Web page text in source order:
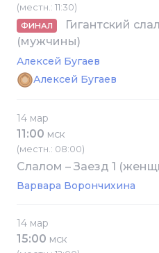
(местн.: 11:30)
ФИНАЛ
Гигантский
(мужчины)
Алексей Бугаев
Алексей Бугаев
14 мар
11:00 МСК
(местн.: 08:00)
Слалом – Заезд 1
Варвара Ворончихина
14 мар
15:00 МСК